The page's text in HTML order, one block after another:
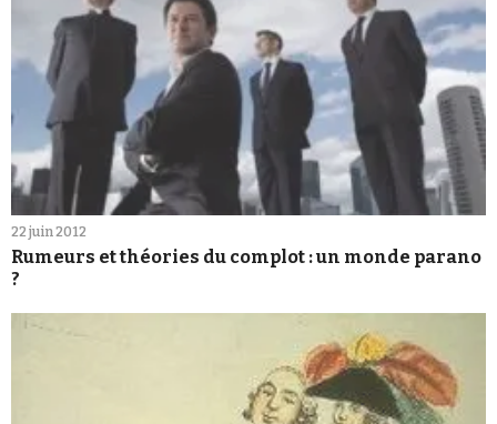
22 juin 2012
Rumeurs et théories du complot : un monde parano
?